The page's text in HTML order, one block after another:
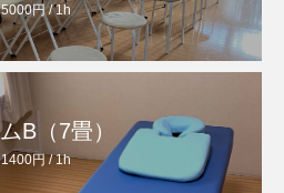
5000円 / 1h
B（7畳）
1400円 / 1h